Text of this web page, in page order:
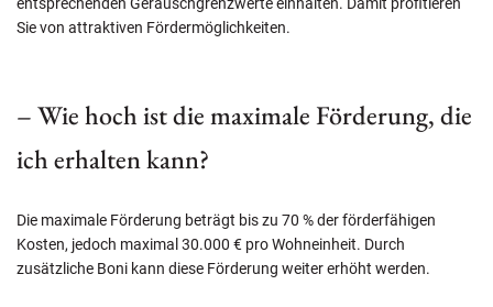
entsprechenden Geräuschgrenzwerte einhalten. Damit profitieren
Sie von attraktiven Fördermöglichkeiten.
– Wie hoch ist die maximale Förderung, die
ich erhalten kann?
Die maximale Förderung beträgt bis zu 70 % der förderfähigen
Kosten, jedoch maximal 30.000 € pro Wohneinheit. Durch
zusätzliche Boni kann diese Förderung weiter erhöht werden.